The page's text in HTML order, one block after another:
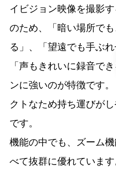
イビジョン映像を撮影
のため、「暗い場所で
る」、「望遠でも手ぶ
「声もきれいに録音で
ンに強いのが特徴です
クトなため持ち運びが
です。
機能の中でも、ズーム
べて抜群に優れていま